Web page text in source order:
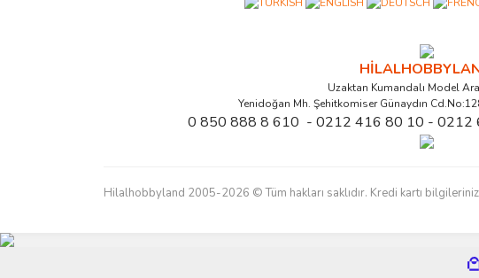
Uzaktan Kumandalı Model
Yenidoğan Mh. Şehitkomiser Günaydın
0 850 888 8 610 - 0212 416 80 10 - 0212
Hilalhobbyland 2005-2026 © Tüm hakları saklıdır. Kredi kartı